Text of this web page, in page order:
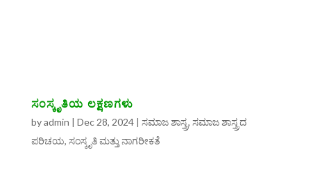
ಸಂಸ್ಕೃತಿಯ ಲಕ್ಷಣಗಳು
byadmin | Dec 28, 2024| ಸಮಾಜ ಶಾಸ್ತ್ರ, ಸಮಾಜ ಶಾಸ್ತ್ರದ
ಪರಿಚಯ, ಸಂಸ್ಕೃತಿ ಮತ್ತು ನಾಗರೀಕತೆ